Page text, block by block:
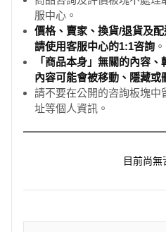
服中心。
價格、賣家、換貨/退貨及
請使用客服中心的1:1咨詢 。
「商品本身」無關的內容
內容可能會被移動、隱藏或
請不要在公開的咨詢板塊
址等個人資訊。
目前尚無